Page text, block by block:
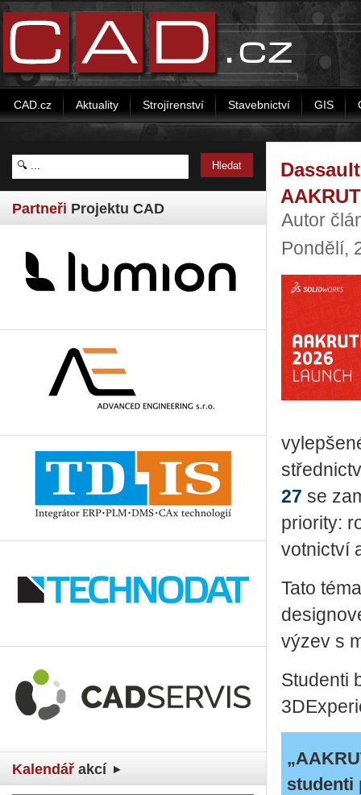
CAD.cz Aktuality Strojírenství Stavebnictví GIS
Partneři Projektu CAD
Kalendář akcí
Autor
Pondělí,
27 se
pri­o­ri­ty:
vot­nic­tví
Tato
výzev s
Stu­den­ti
studenti